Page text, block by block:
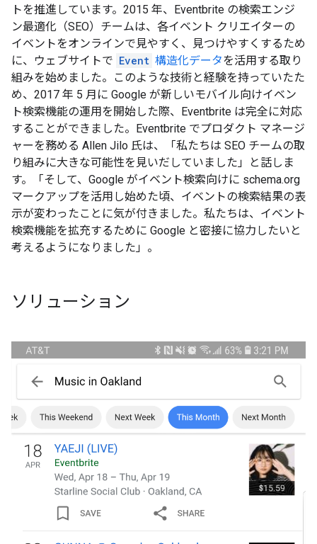
トを推進しています。2015 年、Eventbrite の検索エンジ
ン最適化（SEO）チームは、各イベント クリエイターの
イベントをオンラインで見やすく、見つけやすくするため
に、ウェブサイトで Event 構造化データを活用する取り
組みを始めました。このような技術と経験を持っていたた
め、2017 年 5 月に Google が新しいモバイル向けイベン
ト検索機能の運用を開始した際、Eventbrite は完全に対応
することができました。Eventbrite でプロダクト マネージ
ャーを務める Allen Jilo 氏は、「私たちは SEO チームの取
り組みに大きな可能性を見いだしていました」と話しま
す。「そして、Google がイベント検索向けに schema.org
マークアップを活用し始めた頃、イベントの検索結果の表
示が変わったことに気が付きました。私たちは、イベント
検索機能を拡充するために Google と密接に協力したいと
考えるようになりました」。
ソリューション